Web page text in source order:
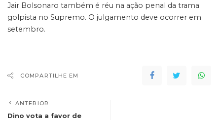
Jair Bolsonaro também é réu na ação penal da trama
golpista no Supremo. O julgamento deve ocorrer em
setembro.
COMPARTILHE EM
ANTERIOR
Dino vota a favor de